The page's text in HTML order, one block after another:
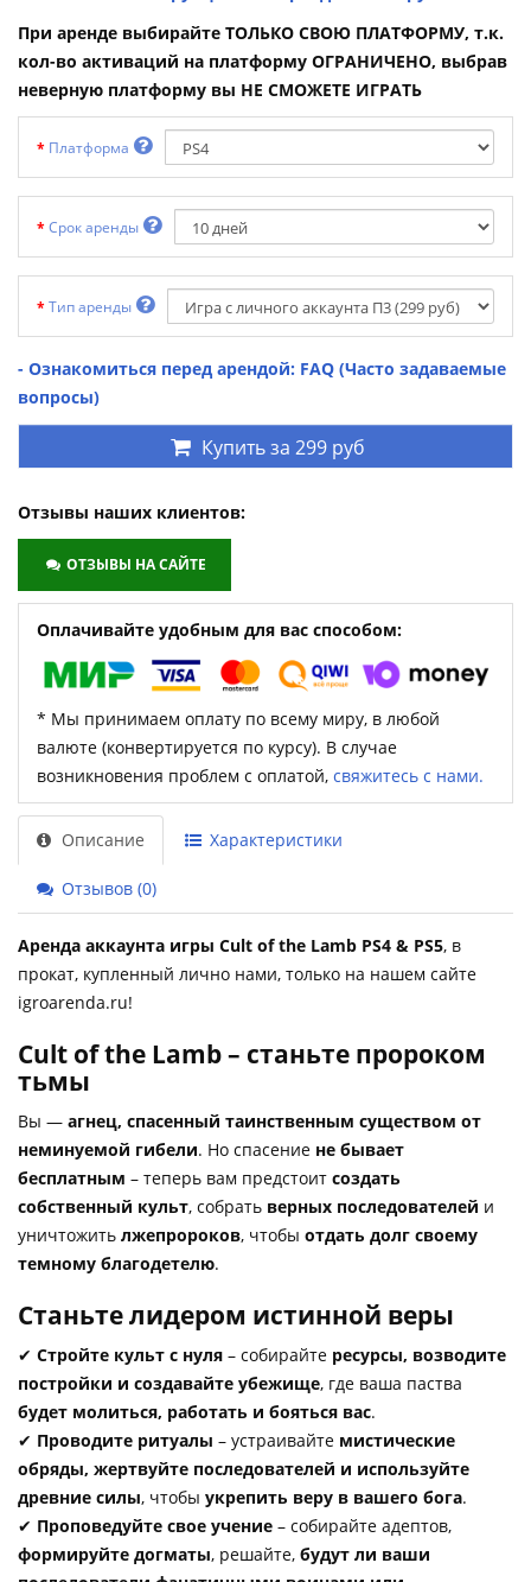
При аренде выбирайте ТОЛЬКО СВОЮ ПЛАТФОРМУ, т.к.
кол-во активаций на платформу ОГРАНИЧЕНО, выбрав
неверную платформу вы НЕ СМОЖЕТЕ ИГРАТЬ
Платформа
Срок аренды
Тип аренды
- Ознакомиться перед арендой: FAQ (Часто задаваемые
вопросы)
Купить за 299 руб
Отзывы наших клиентов:
ОТЗЫВЫ НА САЙТЕ
Оплачивайте удобным для вас способом:
* Мы принимаем оплату по всему миру, в любой
валюте (конвертируется по курсу). В случае
возникновения проблем с оплатой, свяжитесь с нами.
Описание Характеристики
Отзывов (0)
Аренда аккаунта игры Cult of the Lamb PS4 & PS5, в
прокат, купленный лично нами, только на нашем сайте
igroarenda.ru!
Cult of the Lamb – станьте пророком
тьмы
Вы — агнец, спасенный таинственным существом от
неминуемой гибели. Но спасение не бывает
бесплатным – теперь вам предстоит создать
собственный культ, собрать верных последователей и
уничтожить лжепророков, чтобы отдать долг своему
темному благодетелю.
Станьте лидером истинной веры
✔ Стройте культ с нуля – собирайте ресурсы, возводите
постройки и создавайте убежище, где ваша паства
будет молиться, работать и бояться вас.
✔ Проводите ритуалы – устраивайте мистические
обряды, жертвуйте последователей и используйте
древние силы, чтобы укрепить веру в вашего бога.
✔ Проповедуйте свое учение – собирайте адептов,
формируйте догматы, решайте, будут ли ваши